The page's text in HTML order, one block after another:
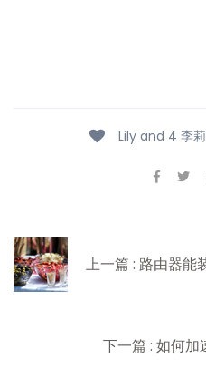
Lily and 4 李
上一篇 : 路由器能
下一篇 : 如何